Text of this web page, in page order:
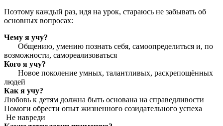
Поэтому каждый раз, идя на урок, стараюсь не забывать об
основных вопросах:
Чему я учу?
Общению, умению познать себя, самоопределиться и, по
возможности, самореализоваться
Кого я учу?
Новое поколение умных, талантливых, раскрепощённых
людей
Как я учу?
Любовь к детям должна быть основана на справедливости
Помоги обрести опыт жизненного созидательного успеха
Не навреди